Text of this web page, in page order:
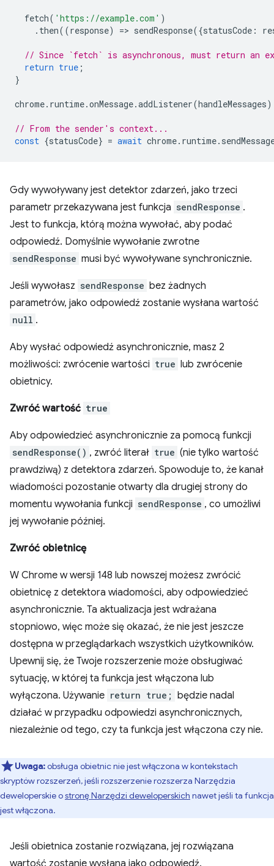
fetch( 'https://example.com' )
. then((response) => sendResponse({statusCode :
// Since `fetch` is asynchronous, must return an
return true ;
}
chrome. runtime.onMessage.addListener(handleMessages
// From the sender's context...
const {statusCode} = await chrome. runtime.
Gdy wywoływany jest detektor zdarzeń, jako trzeci
parametr przekazywana jest funkcja sendResponse .
Jest to funkcja, którą można wywołać, aby podać
odpowiedź. Domyślnie wywołanie zwrotne
sendResponse musi być wywoływane synchronicznie.
Jeśli wywołasz sendResponse bez żadnych
parametrów, jako odpowiedź zostanie wysłana wartość
null .
Aby wysłać odpowiedź asynchronicznie, masz 2
możliwości: zwrócenie wartości true lub zwrócenie
obietnicy.
Zwróć wartość true
Aby odpowiedzieć asynchronicznie za pomocą funkcji
sendResponse() , zwróć literał true (nie tylko wartość
prawdziwą) z detektora zdarzeń. Spowoduje to, że kanał
wiadomości pozostanie otwarty dla drugiej strony do
momentu wywołania funkcji sendResponse , co umożliwi
jej wywołanie później.
Zwróć obietnicę
W Chrome w wersji 148 lub nowszej możesz zwrócić
obietnicę z detektora wiadomości, aby odpowiedzieć
asynchronicznie. Ta aktualizacja jest wdrażana
stopniowo, więc może się okazać, że nie jest jeszcze
dostępna w przeglądarkach wszystkich użytkowników.
Upewnij się, że Twoje rozszerzenie może obsługiwać
sytuację, w której ta funkcja jest włączona lub
wyłączona. Używanie return true; będzie nadal
działać w przypadku odpowiedzi asynchronicznych,
niezależnie od tego, czy ta funkcja jest włączona czy nie.
Uwaga:obsługa obietnic nie jest włączona w kontekstach
skryptów rozszerzeń, jeśli rozszerzenie rozszerza Narzędzia
deweloperskie ostronę Narzędzi deweloperskich nawet jeśli ta funkcja
jest włączona.
Jeśli obietnica zostanie rozwiązana, jej rozwiązana
wartość zostanie wysłana jako odpowiedź.